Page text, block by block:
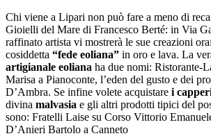
Chi viene a Lipari non può fare a meno di
Gioielli del Mare di Francesco Berté: in Via
raffinato artista vi mostrerà le sue creazioni
cosiddetta “fede eoliana” in oro e lava. La
artigianale eoliana ha due nomi: Ristorante-
Marisa a Pianoconte, l’eden del gusto e dei
D’Ambra. Se infine volete acquistare i
divina malvasia e gli altri prodotti tipici del
sono: Fratelli Laise su Corso Vittorio
D’Anieri Bartolo a Canneto